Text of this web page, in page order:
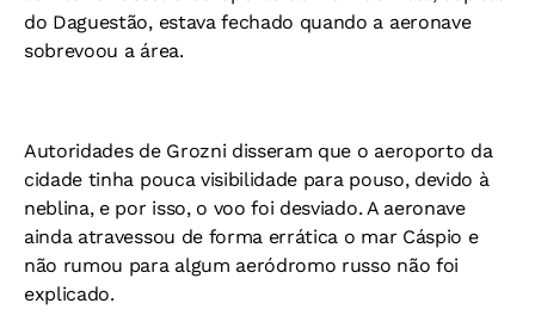
do Daguestão, estava fechado quando a aeronave
sobrevoou a área.
Autoridades de Grozni disseram que o aeroporto da
cidade tinha pouca visibilidade para pouso, devido à
neblina, e por isso, o voo foi desviado. A aeronave
ainda atravessou de forma errática o mar Cáspio e
não rumou para algum aeródromo russo não foi
explicado.